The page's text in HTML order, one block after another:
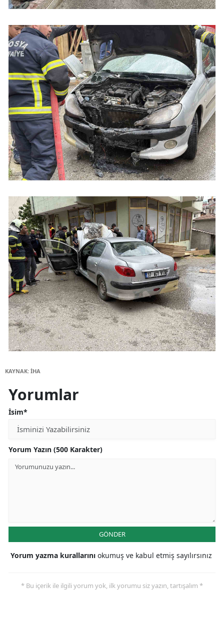
KAYNAK: İHA
Yorumlar
İsim*
Yorum Yazın (500 Karakter)
GÖNDER
Yorum yazma kurallarını okumuş ve kabul etmiş sayılırsınız
* Bu içerik ile ilgili yorum yok, ilk yorumu siz yazın, tartışalım *